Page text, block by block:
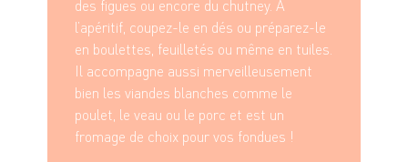
des figues ou encore du chutney. À
l’apéritif, coupez-le en dés ou préparez-le
en boulettes, feuilletés ou même en tuiles.
Il accompagne aussi merveilleusement
bien les viandes blanches comme le
poulet, le veau ou le porc et est un
fromage de choix pour vos fondues !